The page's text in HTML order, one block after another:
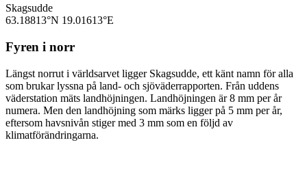
Skagsudde
63.18813°N 19.01613°E
Fyren i norr
Längst norrut i världsarvet ligger Skagsudde, ett känt namn för alla
som brukar lyssna på land- och sjöväderrapporten. Från uddens
väderstation mäts landhöjningen. Landhöjningen är 8 mm per år
numera. Men den landhöjning som märks ligger på 5 mm per år,
eftersom havsnivån stiger med 3 mm som en följd av
klimatförändringarna.